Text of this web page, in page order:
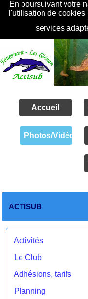
En poursuivant votre
l'utilisation de
services
Accueil
Photos/Vidéos
ACTISUB
Activités
Le Club
Adhésions, tarifs
Planning